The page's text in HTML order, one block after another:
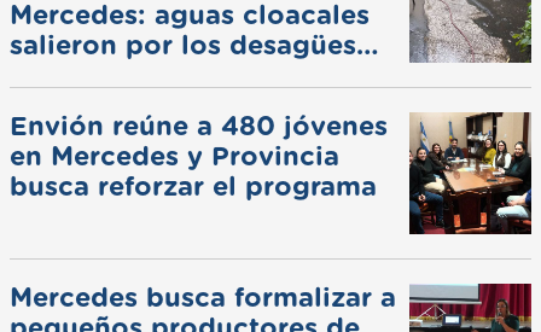
Mercedes: aguas cloacales
salieron por los desagües
Envión reúne a 480 jóvenes
en Mercedes y Provincia
busca reforzar el programa
Mercedes busca formalizar a